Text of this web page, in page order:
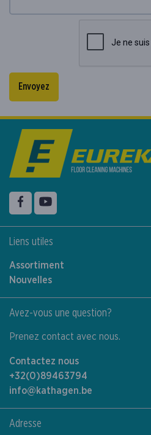
Envoyez
Suiver nous sur
Facebook
Liens utiles
Assortiment
Nouvelles
Avez-vous une question?
Prenez contact avec nous.
Contactez nous
+32(0)89463794
info@kathagen.be
Adresse